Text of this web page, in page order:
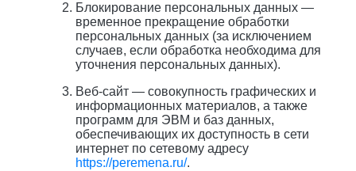
Блокирование персональных данных —
временное прекращение обработки
персональных данных (за исключением
случаев, если обработка необходима для
уточнения персональных данных).
Веб-сайт — совокупность графических и
информационных материалов, а также
программ для ЭВМ и баз данных,
обеспечивающих их доступность в сети
интернет по сетевому адресу
https://peremena.ru/.